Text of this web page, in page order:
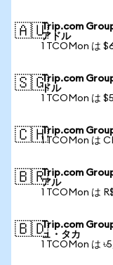
🇦🇺Trip.com
アドル
1 TCOMon は
🇸🇬Trip.com
ドル
1 TCOMon は
🇨🇭Trip.com
1 TCOMon は
🇧🇷Trip.com
アル
1 TCOMon は
🇧🇩Trip.com
ュ・タカ
1 TCOMon は